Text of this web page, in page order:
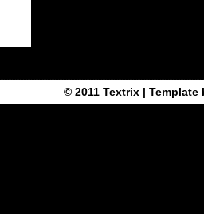
© 2011 Textrix| Template